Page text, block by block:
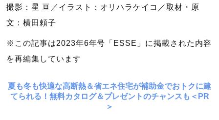
撮影：星 亘／イラスト：オリハラケイコ／取材・原
文：横田頼子
※この記事は2023年6年号「ESSE」に掲載された内容
を再編集しています
夏も冬も快適な高断熱＆省エネ住宅が補助金でおトクに建
てられる！無料カタログ＆プレゼントのチャンスも＜PR
＞